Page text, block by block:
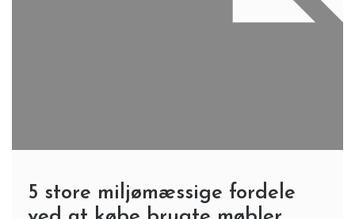
5 store miljømæssige fordele